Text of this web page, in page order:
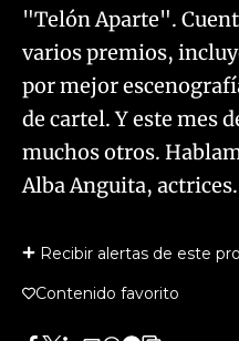
"Telón Aparte".
varios premios,
por mejor
de cartel. Y este mes
muchos otros.
Alba Anguita, actrices.
Recibir alertas de este
Contenido favorito